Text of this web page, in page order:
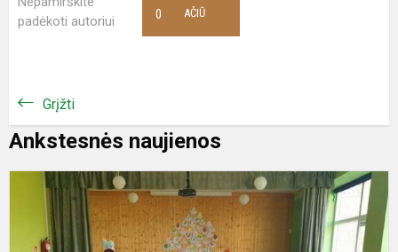
padėkoti autoriui
AČIŪ
0
Grįžti
Ankstesnės naujienos